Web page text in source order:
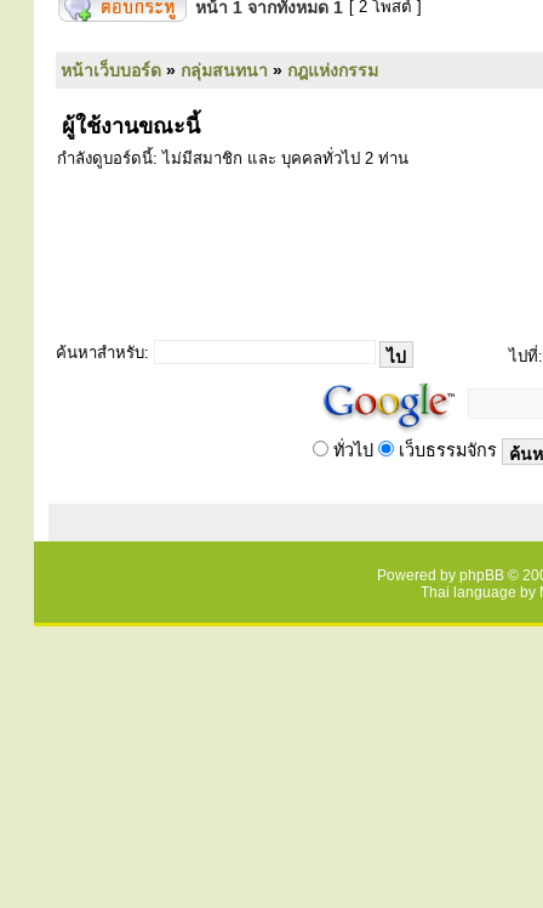
หน้า 1 จากทั้งหมด 1 [ 2 โพสต์ ]
หน้าเว็บบอร์ด » กลุ่มสนทนา » กฎแห่งกรรม
ผู้ใช้งานขณะนี้
กำลังดูบอร์ดนี้: ไม่มีสมาชิก และ บุคคลทั่วไป 2 ท่าน
ค้นหาสำหรับ: ไปที่:
ทั่วไป เว็บธรรมจักร
Powered by phpBB ©
Thai language by